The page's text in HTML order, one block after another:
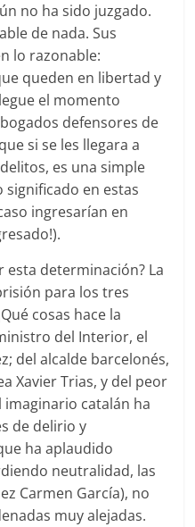
no ha sido juzgado.
de nada. Sus
lo razonable:
queden en libertad y
el momento
defensores de
si se les llegara a
es una simple
en estas
ingresarían en
esta determinación? La
para los tres
cosas hace la
del Interior, el
del alcalde barcelonés,
Xavier Trias, y del peor
catalán ha
de delirio y
ha aplaudido
neutralidad, las
Carmen García), no
muy alejadas.